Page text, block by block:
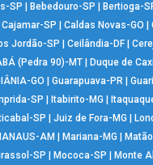
SP Bebedouro-SP Bertioga-
|Cajamar-SP |Caldas Novas-GO |
Jordão-SP Ceilândia-DF|
(Pedra 90)-MT| Duque de
GO |Guarapuava-PR |
SP Itabirito-MG
SP |Juiz de Fora-MG
AM Mariana-MG
SP Mococa-SP Monte